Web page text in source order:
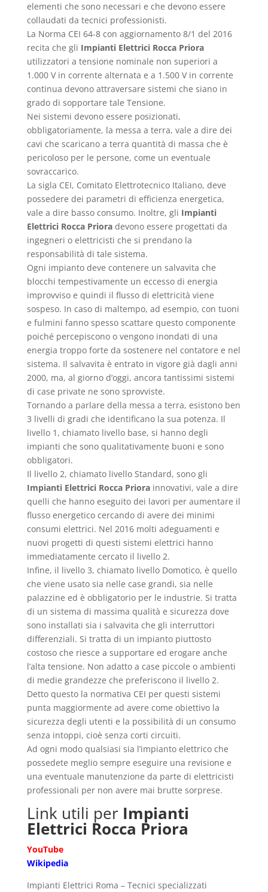
elementi che sono necessari e che devono essere
collaudati da tecnici professionisti.
La Norma CEI 64-8 con aggiornamento 8/1 del 2016
recita che gli Impianti Elettrici Rocca Priora
utilizzatori a tensione nominale non superiori a
1.000 V in corrente alternata e a 1.500 V in corrente
continua devono attraversare sistemi che siano in
grado di sopportare tale Tensione.
Nei sistemi devono essere posizionati,
obbligatoriamente, la messa a terra, vale a dire dei
cavi che scaricano a terra quantità di massa che è
pericoloso per le persone, come un eventuale
sovraccarico.
La sigla CEI, Comitato Elettrotecnico Italiano, deve
possedere dei parametri di efficienza energetica,
vale a dire basso consumo. Inoltre, gli Impianti
Elettrici Rocca Prioradevono essere progettati da
ingegneri o elettricisti che si prendano la
responsabilità di tale sistema.
Ogni impianto deve contenere un salvavita che
blocchi tempestivamente un eccesso di energia
improvviso e quindi il flusso di elettricità viene
sospeso. In caso di maltempo, ad esempio, con tuoni
e fulmini fanno spesso scattare questo componente
poiché percepiscono o vengono inondati di una
energia troppo forte da sostenere nel contatore e nel
sistema. Il salvavita è entrato in vigore già dagli anni
2000, ma, al giorno d’oggi, ancora tantissimi sistemi
di case private ne sono sprovviste.
Tornando a parlare della messa a terra, esistono ben
3 livelli di gradi che identificano la sua potenza. Il
livello 1, chiamato livello base, si hanno degli
impianti che sono qualitativamente buoni e sono
obbligatori.
Il livello 2, chiamato livello Standard, sono gli
Impianti Elettrici Rocca Priorainnovativi, vale a dire
quelli che hanno eseguito dei lavori per aumentare il
flusso energetico cercando di avere dei minimi
consumi elettrici. Nel 2016 molti adeguamenti e
nuovi progetti di questi sistemi elettrici hanno
immediatamente cercato il livello 2.
Infine, il livello 3, chiamato livello Domotico, è quello
che viene usato sia nelle case grandi, sia nelle
palazzine ed è obbligatorio per le industrie. Si tratta
di un sistema di massima qualità e sicurezza dove
sono installati sia i salvavita che gli interruttori
differenziali. Si tratta di un impianto piuttosto
costoso che riesce a supportare ed erogare anche
l’alta tensione. Non adatto a case piccole o ambienti
di medie grandezze che preferiscono il livello 2.
Detto questo la normativa CEI per questi sistemi
punta maggiormente ad avere come obiettivo la
sicurezza degli utenti e la possibilità di un consumo
senza intoppi, cioè senza corti circuiti.
Ad ogni modo qualsiasi sia l’impianto elettrico che
possedete meglio sempre eseguire una revisione e
una eventuale manutenzione da parte di elettricisti
professionali per non avere mai brutte sorprese.
Link utili per Impianti
Elettrici Rocca Priora
YouTube
Wikipedia
Impianti Elettrici Roma – Tecnici specializzati